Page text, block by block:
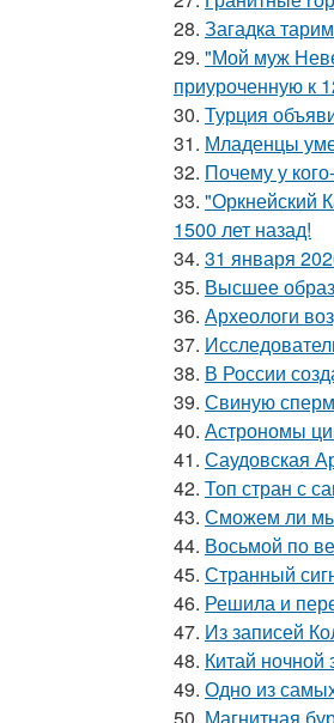
28. Загадка
29. "Мой муж
приуроченную к
30. Турция
31. Младенцы
32. Почему у
33. "Оркнейский
1500 лет назад!
34. 31 января
35. Высшее
36. Археологи
37.
38. В России
39. Свиную
40. Астрономы
41. Саудовская
42. Топ стран с
43. Сможем ли
44. Восьмой по
45. Странный
46. Решила и
47. Из записей
48. Китай ночной
49. Одно из